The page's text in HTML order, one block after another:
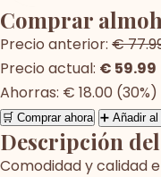
Comprar
Precio anterior: €
Precio actual: € 59.99
Ahorras: € 18.00 (30%)
🛒 Comprar ahora ➕ Añadir
Descripción
Comodidad y calidad